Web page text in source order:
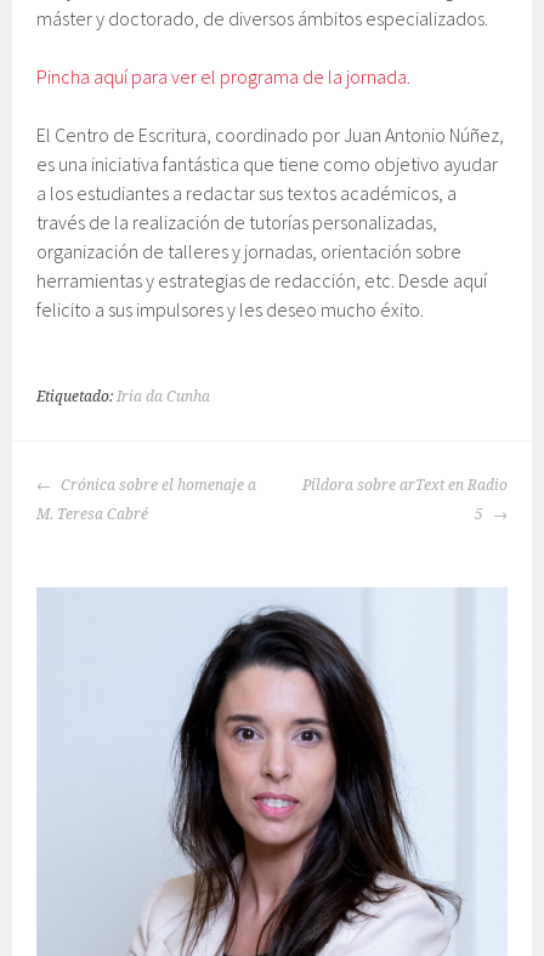
máster y doctorado, de diversos ámbitos especializados.
Pincha aquí para ver el programa de la jornada.
El Centro de Escritura, coordinado por Juan Antonio Núñez,
es una iniciativa fantástica que tiene como objetivo ayudar
a los estudiantes a redactar sus textos académicos, a
través de la realización de tutorías personalizadas,
organización de talleres y jornadas, orientación sobre
herramientas y estrategias de redacción, etc. Desde aquí
felicito a sus impulsores y les deseo mucho éxito.
Etiquetado:Iria da Cunha
NAVEGACIÓN
DE
Crónica sobre el homenaje a
M. Teresa Cabré
Píldora sobre arText en Radio
5